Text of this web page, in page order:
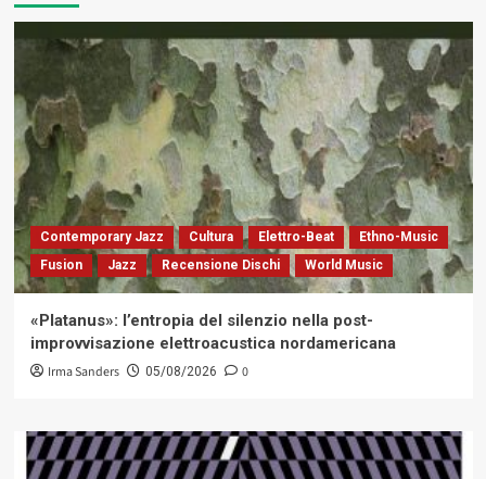
Contemporary Jazz Cultura Elettro-Beat
Ethno-Music
Fusion
Jazz Recensione Dischi World Music
«Platanus»: l’entropia del silenzio nella post-
improvvisazione elettroacustica nordamericana
Irma Sanders 05/08/2026 0